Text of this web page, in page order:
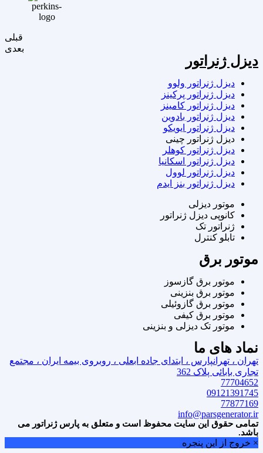
قبلی
بعدی
دیزل ژنراتور
دیزل ژنراتور ولوو
دیزل ژنراتور پرکینز
دیزل ژنراتور کامینز
دیزل ژنراتور بادوین
دیزل ژنراتور ایویکو
دیزل ژنراتور چینی
دیزل ژنراتور کوهلر
دیزل ژنراتور اسکانیا
دیزل ژنراتور لوول
دیزل ژنراتور بنز ایدم
موتور دیزلی
کانوپی دیزل ژنراتور
ژنراتور تک
تابلو کنترل
موتور برق
موتور برق گازسوز
موتور برق بنزینی
موتور برق گازوئیلی
موتور برق کیفی
موتور تک دیزلی و بنزینی
نماد های ما
تهران ، تهرانپارس ، ابتدای جاده ابعلی ، روبروی بیمه ایران ، مجتمع
تجاری بابائی پلاک 362
77704652
09121391745
77877169
info@parsgenerator.ir
تمامی حقوق این سایت محفوظ است و متعلق به پارس ژنراتور می
باشد.
× خروج از این پنجره